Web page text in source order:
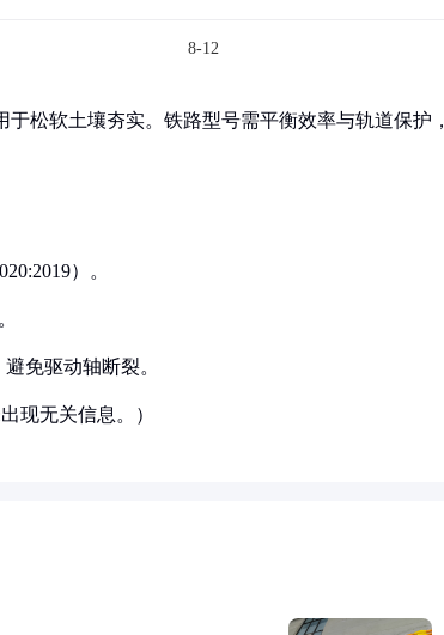
8-12
松软土壤夯实。铁路型号需平衡效率与轨道保护，
）。
免驱动轴断裂。
现无关信息。）